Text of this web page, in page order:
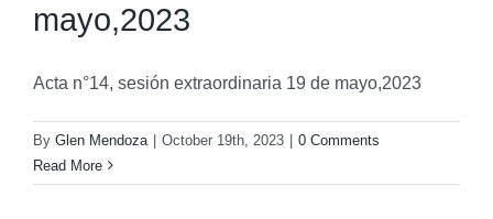
mayo,2023
Acta n°14, sesión extraordinaria 19 de mayo,2023
By Glen Mendoza October 19th, 2023
0 Comments
Read More